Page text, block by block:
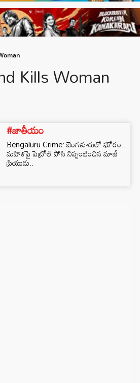
Kills Woman
#జాతీయం
Bengaluru Crime: బెంగళూరులో ఘోరం..
మహిళపై పెట్రోల్ పోసి నిప్పంటించిన మాజీ
ప్రియుడు..